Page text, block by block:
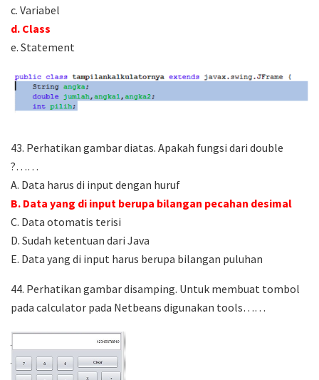
c. Variabel
d. Class
e. Statement
43. Perhatikan gambar diatas. Apakah fungsi dari double
?……
A. Data harus di input dengan huruf
B. Data yang di input berupa bilangan pecahan desimal
C. Data otomatis terisi
D. Sudah ketentuan dari Java
E. Data yang di input harus berupa bilangan puluhan
44. Perhatikan gambar disamping. Untuk membuat tombol
pada calculator pada Netbeans digunakan tools……